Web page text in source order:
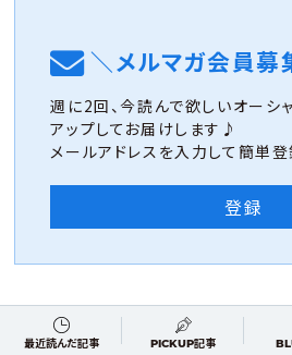
＼メルマガ会員募
週に2回、今読んで欲しいオーシ
アップしてお届けします♪
メールアドレスを入力して簡単
登録
最近読んだ記事 PICKUP記事